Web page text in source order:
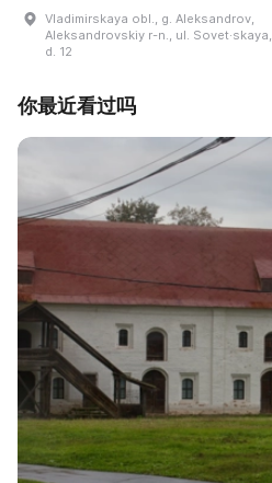
Vladimirskaya obl., g. Aleksandrov,
Aleksandrovskiy r-n., ul. Sovet·skaya,
d. 12
你最近看过吗